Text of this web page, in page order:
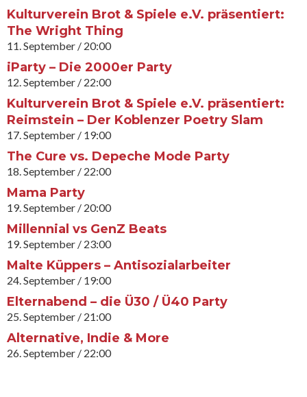
Kulturverein Brot & Spiele e.V. präsentiert:
The Wright Thing
11. September / 20:00
iParty – Die 2000er Party
12. September / 22:00
Kulturverein Brot & Spiele e.V. präsentiert:
Reimstein – Der Koblenzer Poetry Slam
17. September / 19:00
The Cure vs. Depeche Mode Party
18. September / 22:00
Mama Party
19. September / 20:00
Millennial vs GenZ Beats
19. September / 23:00
Malte Küppers – Antisozialarbeiter
24. September / 19:00
Elternabend – die Ü30 / Ü40 Party
25. September / 21:00
Alternative, Indie & More
26. September / 22:00